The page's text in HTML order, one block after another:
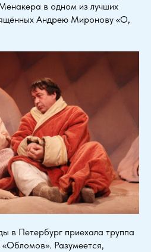
в одном из лучших
Андрею Миронову «О,
в Петербург приехала труппа
Разумеется,